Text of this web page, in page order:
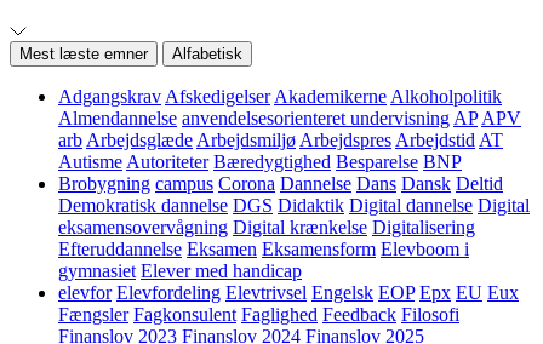
Mest læste emner Alfabetisk
Adgangskrav Afskedigelser Akademikerne Alkoholpolitik
Almendannelse anvendelsesorienteret undervisning AP APV
arb Arbejdsglæde Arbejdsmiljø Arbejdspres Arbejdstid AT
Autisme Autoriteter Bæredygtighed Besparelse BNP
Brobygning campus Corona Dannelse Dans Dansk Deltid
Demokratisk dannelse DGS Didaktik Digital dannelse Digital
eksamensovervågning Digital krænkelse Digitalisering
Efteruddannelse Eksamen Eksamensform Elevboom i
gymnasiet Elever med handicap
elevfor Elevfordeling Elevtrivsel Engelsk EOP Epx EU Eux
Fængsler Fagkonsulent Faglighed Feedback Filosofi
Finanslov 2023 Finanslov 2024 Finanslov 2025